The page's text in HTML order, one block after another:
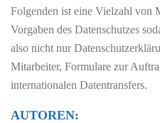
Folgenden ist eine Vielzahl von
Vorgaben des Datenschutzes
also nicht nur
Mitarbeiter, Formulare zur
internationalen Datentransfers.
AUTOREN: